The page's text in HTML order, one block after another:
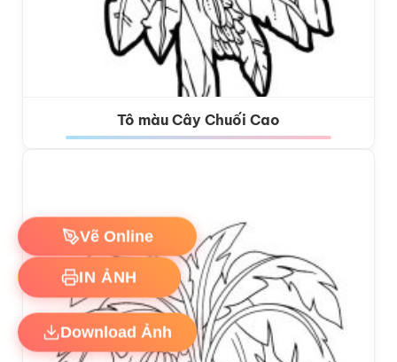
Tô màu Cây Chuối Cao
Vẽ Online
IN ẢNH
Download Ảnh